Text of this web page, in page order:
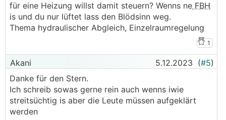
für eine Heizung willst damit steuern? Wenns ne FBH
is und du nur lüftet lass den Blödsinn weg.
Thema hydraulischer Abgleich, Einzelraumregelung
1
Akani 5.12.2023 (#5)
Danke für den Stern.
Ich schreib sowas gerne rein auch wenns iwie
streitsüchtig is aber die Leute müssen aufgeklärt
werden